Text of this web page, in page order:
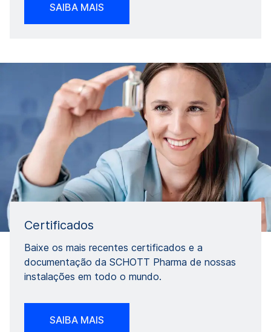
SAIBA MAIS
Certificados
Baixe os mais recentes certificados e a
documentação da SCHOTT Pharma de nossas
instalações em todo o mundo.
SAIBA MAIS